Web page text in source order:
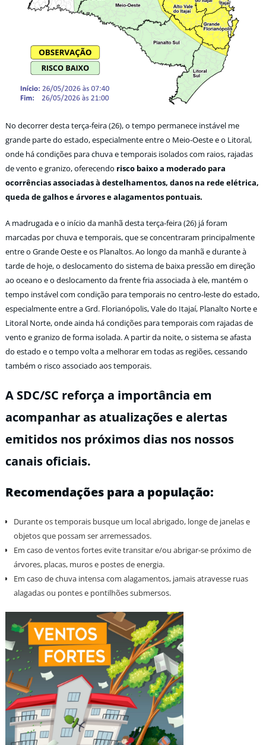
No decorrer desta terça-feira (26), o tempo permanece instável me
grande parte do estado, especialmente entre o Meio-Oeste e o Litoral,
onde há condições para chuva e temporais isolados com raios, rajadas
de vento e granizo, oferecendo risco baixo a moderado para
ocorrências associadas à destelhamentos, danos na rede elétrica,
queda de galhos e árvores e alagamentos pontuais.
A madrugada e o início da manhã desta terça-feira (26) já foram
marcadas por chuva e temporais, que se concentraram principalmente
entre o Grande Oeste e os Planaltos. Ao longo da manhã e durante à
tarde de hoje, o deslocamento do sistema de baixa pressão em direção
ao oceano e o deslocamento da frente fria associada à ele, mantém o
tempo instável com condição para temporais no centro-leste do estado,
especialmente entre a Grd. Florianópolis, Vale do Itajaí, Planalto Norte e
Litoral Norte, onde ainda há condições para temporais com rajadas de
vento e granizo de forma isolada. A partir da noite, o sistema se afasta
do estado e o tempo volta a melhorar em todas as regiões, cessando
também o risco associado aos temporais.
A SDC/SC reforça a importância em
acompanhar as atualizações e alertas
emitidos nos próximos dias nos nossos
canais oficiais.
Recomendações para a população:
Durante os temporais busque um local abrigado, longe de janelas e
objetos que possam ser arremessados.
Em caso de ventos fortes evite transitar e/ou abrigar-se próximo de
árvores, placas, muros e postes de energia.
Em caso de chuva intensa com alagamentos, jamais atravesse ruas
alagadas ou pontes e pontilhões submersos.